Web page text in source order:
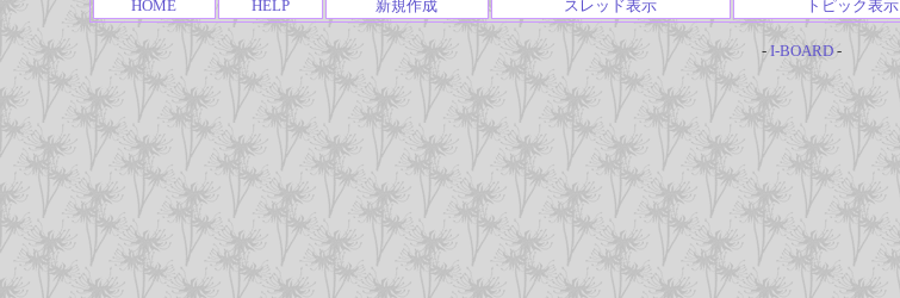
HOME HELP 新規作成 スレッド表示 トピック表示
- I-BOARD-